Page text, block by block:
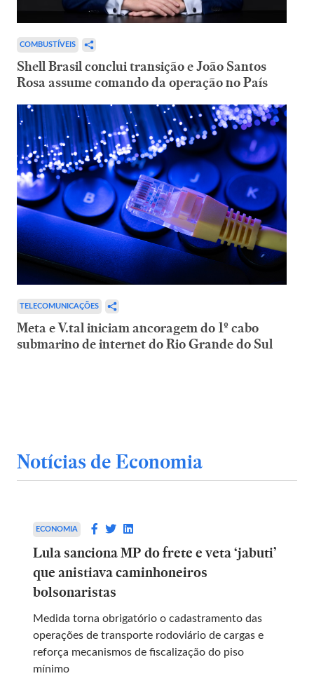
COMBUSTÍVEIS
Shell Brasil conclui transição e João Santos
Rosa assume comando da operação no País
TELECOMUNICAÇÕES
Meta e V.tal iniciam ancoragem do 1º cabo
submarino de internet do Rio Grande do Sul
Notícias de Economia
ECONOMIA
Lula sanciona MP do frete e veta ‘jabuti’
que anistiava caminhoneiros
bolsonaristas
Medida torna obrigatório o cadastramento das
operações de transporte rodoviário de cargas e
reforça mecanismos de fiscalização do piso
mínimo